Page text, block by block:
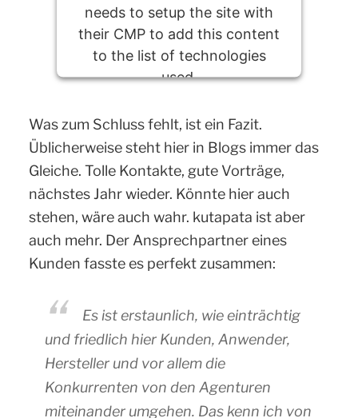
needs to setup the site with
their CMP to add this content
to the list of technologies
used.
Powered by
Usercentrics Consent
Management Platform
Was zum Schluss fehlt, ist ein Fazit.
Üblicherweise steht hier in Blogs immer das
Gleiche. Tolle Kontakte, gute Vorträge,
nächstes Jahr wieder. Könnte hier auch
stehen, wäre auch wahr. kutapata ist aber
auch mehr. Der Ansprechpartner eines
Kunden fasste es perfekt zusammen:
Es ist erstaunlich, wie einträchtig
und friedlich hier Kunden, Anwender,
Hersteller und vor allem die
Konkurrenten von den Agenturen
miteinander umgehen. Das kenn ich von